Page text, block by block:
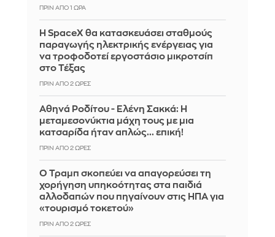
ΠΡΙΝ ΑΠΌ 1 ΏΡΑ
Η SpaceX θα κατασκευάσει σταθμούς
παραγωγής ηλεκτρικής ενέργειας για
να τροφοδοτεί εργοστάσιο μικροτσίπ
στο Τέξας
ΠΡΙΝ ΑΠΌ 2 ΏΡΕΣ
Αθηνά Ροδίτου - Ελένη Σακκά: Η
μεταμεσονύκτια μάχη τους με μια
κατσαρίδα ήταν απλώς... επική!
ΠΡΙΝ ΑΠΌ 2 ΏΡΕΣ
Ο Τραμπ σκοπεύει να απαγορεύσει τη
χορήγηση υπηκοότητας στα παιδιά
αλλοδαπών που πηγαίνουν στις ΗΠΑ για
«τουρισμό τοκετού»
ΠΡΙΝ ΑΠΌ 2 ΏΡΕΣ